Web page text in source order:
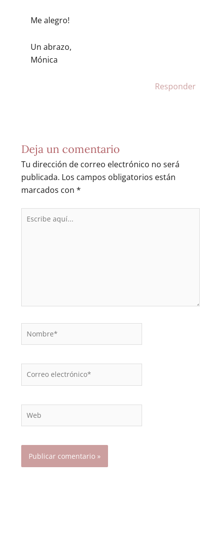
Me alegro!
Un abrazo,
Mónica
Responder
Deja un comentario
Tu dirección de correo electrónico no será
publicada. Los campos obligatorios están
marcados con *
Escribe
Nombre*
Correo
Web